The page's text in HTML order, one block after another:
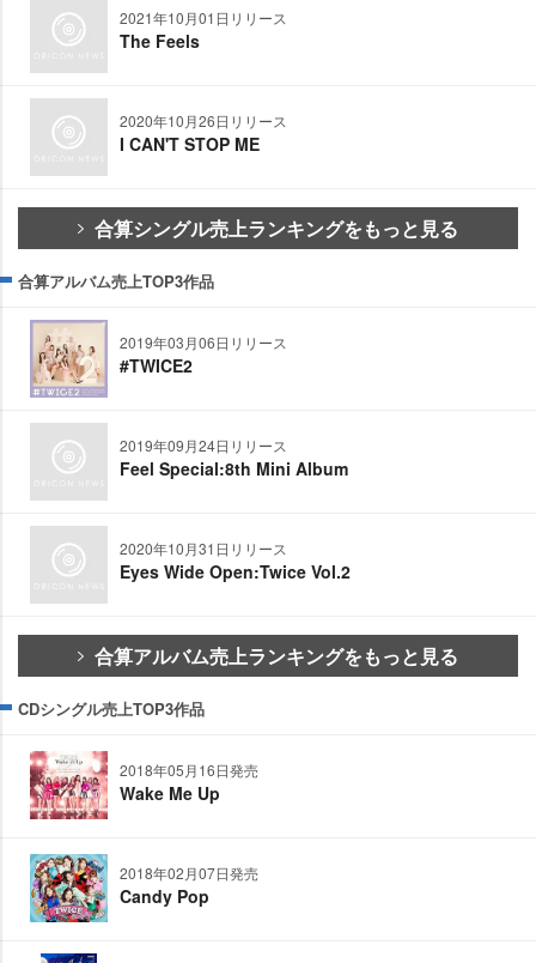
2021年10月01日リリース
The Feels
2020年10月26日リリース
I CAN'T STOP ME
合算シングル売上ランキングをもっと見る
合算アルバム売上TOP3作品
2019年03月06日リリース
#TWICE2
2019年09月24日リリース
Feel Special:8th Mini Album
2020年10月31日リリース
Eyes Wide Open:Twice Vol.2
合算アルバム売上ランキングをもっと見る
CDシングル売上TOP3作品
2018年05月16日発売
Wake Me Up
2018年02月07日発売
Candy Pop